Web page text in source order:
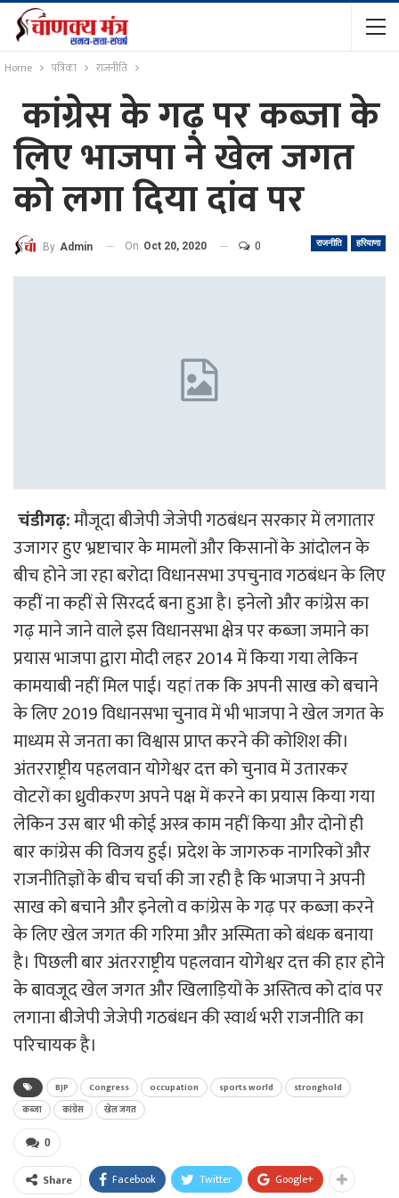
Home पत्रिका राजनीति
कांग्रेस के गढ़ पर कब्जा के
लिए भाजपा ने खेल जगत
को लगा दिया दांव पर
राजनीति हरियाणा
By Admin On Oct 20, 2020 0
चंडीगढ़:मौजूदा बीजेपी जेजेपी गठबंधन सरकार में लगातार
उजागर हुए भ्रष्टाचार के मामलों और किसानों के आंदोलन के
बीच होने जा रहा बरोदा विधानसभा उपचुनाव गठबंधन के लिए
कहीं ना कहीं से सिरदर्द बना हुआ है। इनेलो और कांग्रेस का
गढ़ माने जाने वाले इस विधानसभा क्षेत्र पर कब्जा जमाने का
प्रयास भाजपा द्वारा मोदी लहर 2014 में किया गया लेकिन
कामयाबी नहीं मिल पाई। यहां तक कि अपनी साख को बचाने
के लिए 2019 विधानसभा चुनाव में भी भाजपा ने खेल जगत के
माध्यम से जनता का विश्वास प्राप्त करने की कोशिश की।
अंतरराष्ट्रीय पहलवान योगेश्वर दत्त को चुनाव में उतारकर
वोटरों का ध्रुवीकरण अपने पक्ष में करने का प्रयास किया गया
लेकिन उस बार भी कोई अस्त्र काम नहीं किया और दोनों ही
बार कांग्रेस की विजय हुई। प्रदेश के जागरुक नागरिकों और
राजनीतिज्ञों के बीच चर्चा की जा रही है कि भाजपा ने अपनी
साख को बचाने और इनेलो व कांग्रेस के गढ़ पर कब्जा करने
के लिए खेल जगत की गरिमा और अस्मिता को बंधक बनाया
है। पिछली बार अंतरराष्ट्रीय पहलवान योगेश्वर दत्त की हार होने
के बावजूद खेल जगत और खिलाड़ियों के अस्तित्व को दांव पर
लगाना बीजेपी जेजेपी गठबंधन की स्वार्थ भरी राजनीति का
परिचायक है।
BJP Congress occupation sports world
stronghold
कब्जा
कांग्रेस खेल जगत
0
Share Facebook Twitter Google+